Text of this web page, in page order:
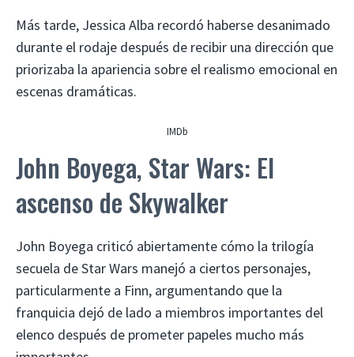
Más tarde, Jessica Alba recordó haberse desanimado
durante el rodaje después de recibir una dirección que
priorizaba la apariencia sobre el realismo emocional en
escenas dramáticas.
IMDb
John Boyega, Star Wars: El
ascenso de Skywalker
John Boyega criticó abiertamente cómo la trilogía
secuela de Star Wars manejó a ciertos personajes,
particularmente a Finn, argumentando que la
franquicia dejó de lado a miembros importantes del
elenco después de prometer papeles mucho más